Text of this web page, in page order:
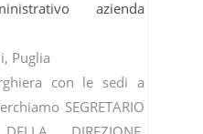
azienda
Puglia
con le sedi a
SEGRETARIO